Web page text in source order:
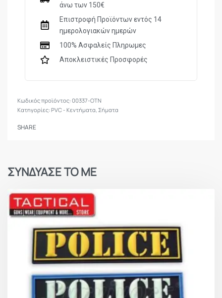
άνω των 150€
Επιστροφή Προϊόντων εντός 14
ημερολογιακών ημερών
100% Ασφαλείς Πληρωμες
Αποκλειστικές Προσφορές
00337-OTN
Κατηγορίες:PVC - Κεντήματα Σήματα
SHARE
ΣΥΝΔΥΑΣΕ ΤΟ ΜΕ